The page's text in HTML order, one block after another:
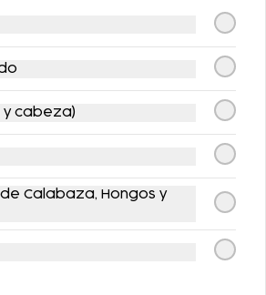
RELLENAS CON
y cabeza)
Calabaza, Hongos y